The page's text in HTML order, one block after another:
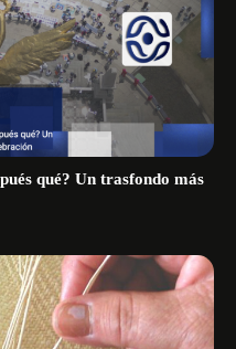
qué? Un trasfondo más